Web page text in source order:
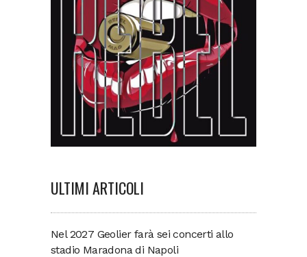
ULTIMI ARTICOLI
Nel 2027 Geolier farà sei concerti allo
stadio Maradona di Napoli